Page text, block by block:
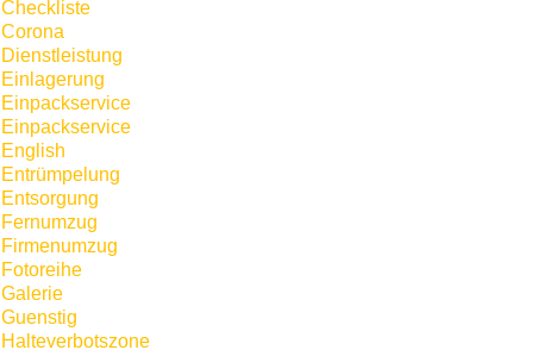
Checkliste
Corona
Dienstleistung
Einlagerung
Einpackservice
Einpackservice
English
Entrümpelung
Entsorgung
Fernumzug
Firmenumzug
Fotoreihe
Galerie
Guenstig
Halteverbotszone